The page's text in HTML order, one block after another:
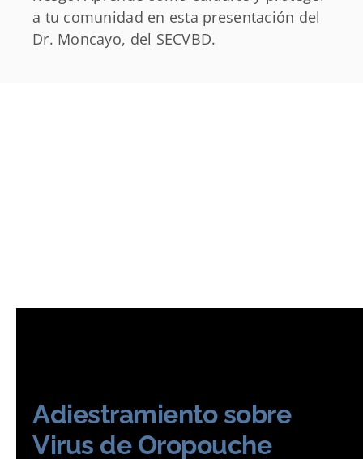
a tu comunidad en esta presentación del
Dr. Moncayo, del SECVBD.
Adiestramiento sobre
Virus de Oropouche